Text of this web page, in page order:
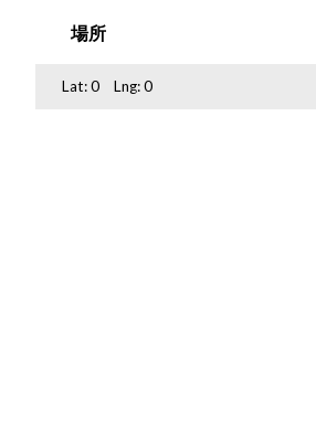
場所
Lat:0 Lng:0